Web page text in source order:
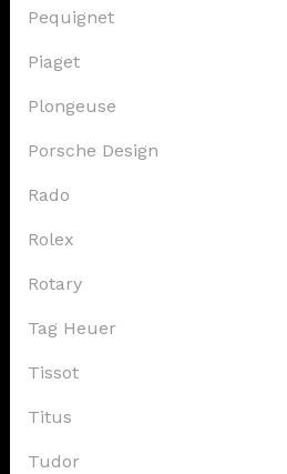
Pequignet
Piaget
Plongeuse
Porsche Design
Rado
Rolex
Rotary
Tag Heuer
Tissot
Titus
Tudor